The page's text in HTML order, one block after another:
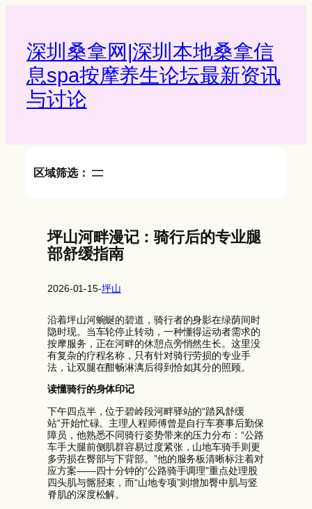
深圳桑拿网|深圳本地桑拿信
息spa按摩养生论坛最新资讯
与讨论‌
区域筛选：
坪山河畔漫记：骑行后的专业腿
部舒缓指南
2026-01-15-坪山
沿着坪山河蜿蜒的碧道，骑行者的身影在绿荫间时
隐时现。当车轮停止转动，一种懂得运动者需求的
按摩服务，正在河畔的休憩点旁悄然生长。这里没
有复杂的疗程名称，只有针对骑行劳损的专业手
法，让双腿在酣畅淋漓后得到恰如其分的照顾。
读懂骑行的身体印记
下午四点半，位于碧岭段河畔驿站的“踏风舒缓
站”开始忙碌。主理人程师傅曾是自行车赛事后勤保
障员，他熟悉不同骑行姿势带来的压力分布：“公路
车手大腿前侧肌群容易过度紧张，山地车骑手则更
多劳损在臀部与下背部。”他的服务板清晰标注着对
应方案——四十分钟的“公路骑手调理”重点处理股
四头肌与髂胫束，而“山地专项”则增加臀中肌与竖
脊肌的深度松解。